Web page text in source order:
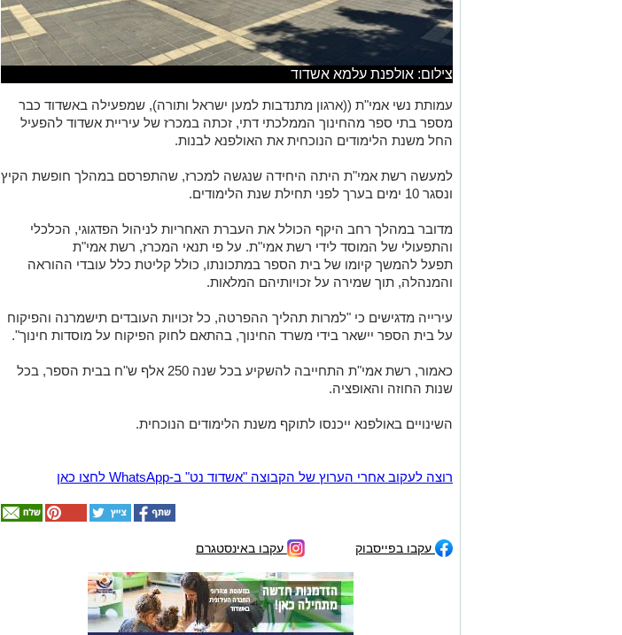
צילום: אולפנת עלמא אשדוד
עמותת נשי אמי"ת ((ארגון מתנדבות למען ישראל ותורה), שמפעילה באשדוד כבר
מספר בתי ספר מהחינוך הממלכתי דתי, זכתה במכרז של עיריית אשדוד להפעיל
החל משנת הלימודים הנוכחית את האולפנא לבנות.
למעשה רשת אמי"ת היתה היחידה שנגשה למכרז, שהתפרסם במהלך חופשת הקיץ
ונסגר 10 ימים בערך לפני תחילת שנת הלימודים.
מדובר במהלך רחב היקף הכולל את העברת האחריות לניהול הפדגוגי, הכלכלי
והתפעולי של המוסד לידי רשת אמי"ת. על פי תנאי המכרז, רשת אמי"ת
תפעל להמשך קיומו של בית הספר במתכונתו, כולל קליטת כלל עובדי ההוראה
והמנהלה, תוך שמירה על זכויותיהם המלאות.
עירייה מדגישים כי "למרות תהליך ההפרטה, כל זכויות העובדים תישמרנה והפיקוח
על בית הספר יישאר בידי משרד החינוך, בהתאם לחוק הפיקוח על מוסדות חינוך".
כאמור, רשת אמי"ת התחייבה להשקיע בכל שנה 250 אלף ש"ח בבית הספר, בכל
שנות החוזה והאופציה.
השינויים באולפנא ייכנסו לתוקף משנת הלימודים הנוכחית.
רוצה לעקוב אחרי הערוץ של הקבוצה "אשדוד נט" ב-WhatsApp לחצו כאן
עקבו בפייסבוק עקבו באינסטגרם